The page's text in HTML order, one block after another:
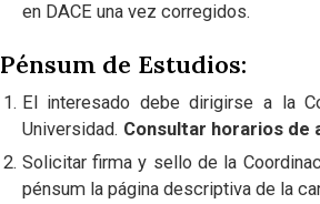
en DACE una vez corregidos.
Pénsum de Estudios:
El interesado debe dirigirse a la
Universidad. Consultar horarios de
Solicitar firma y sello de la
pénsum la página descriptiva de la